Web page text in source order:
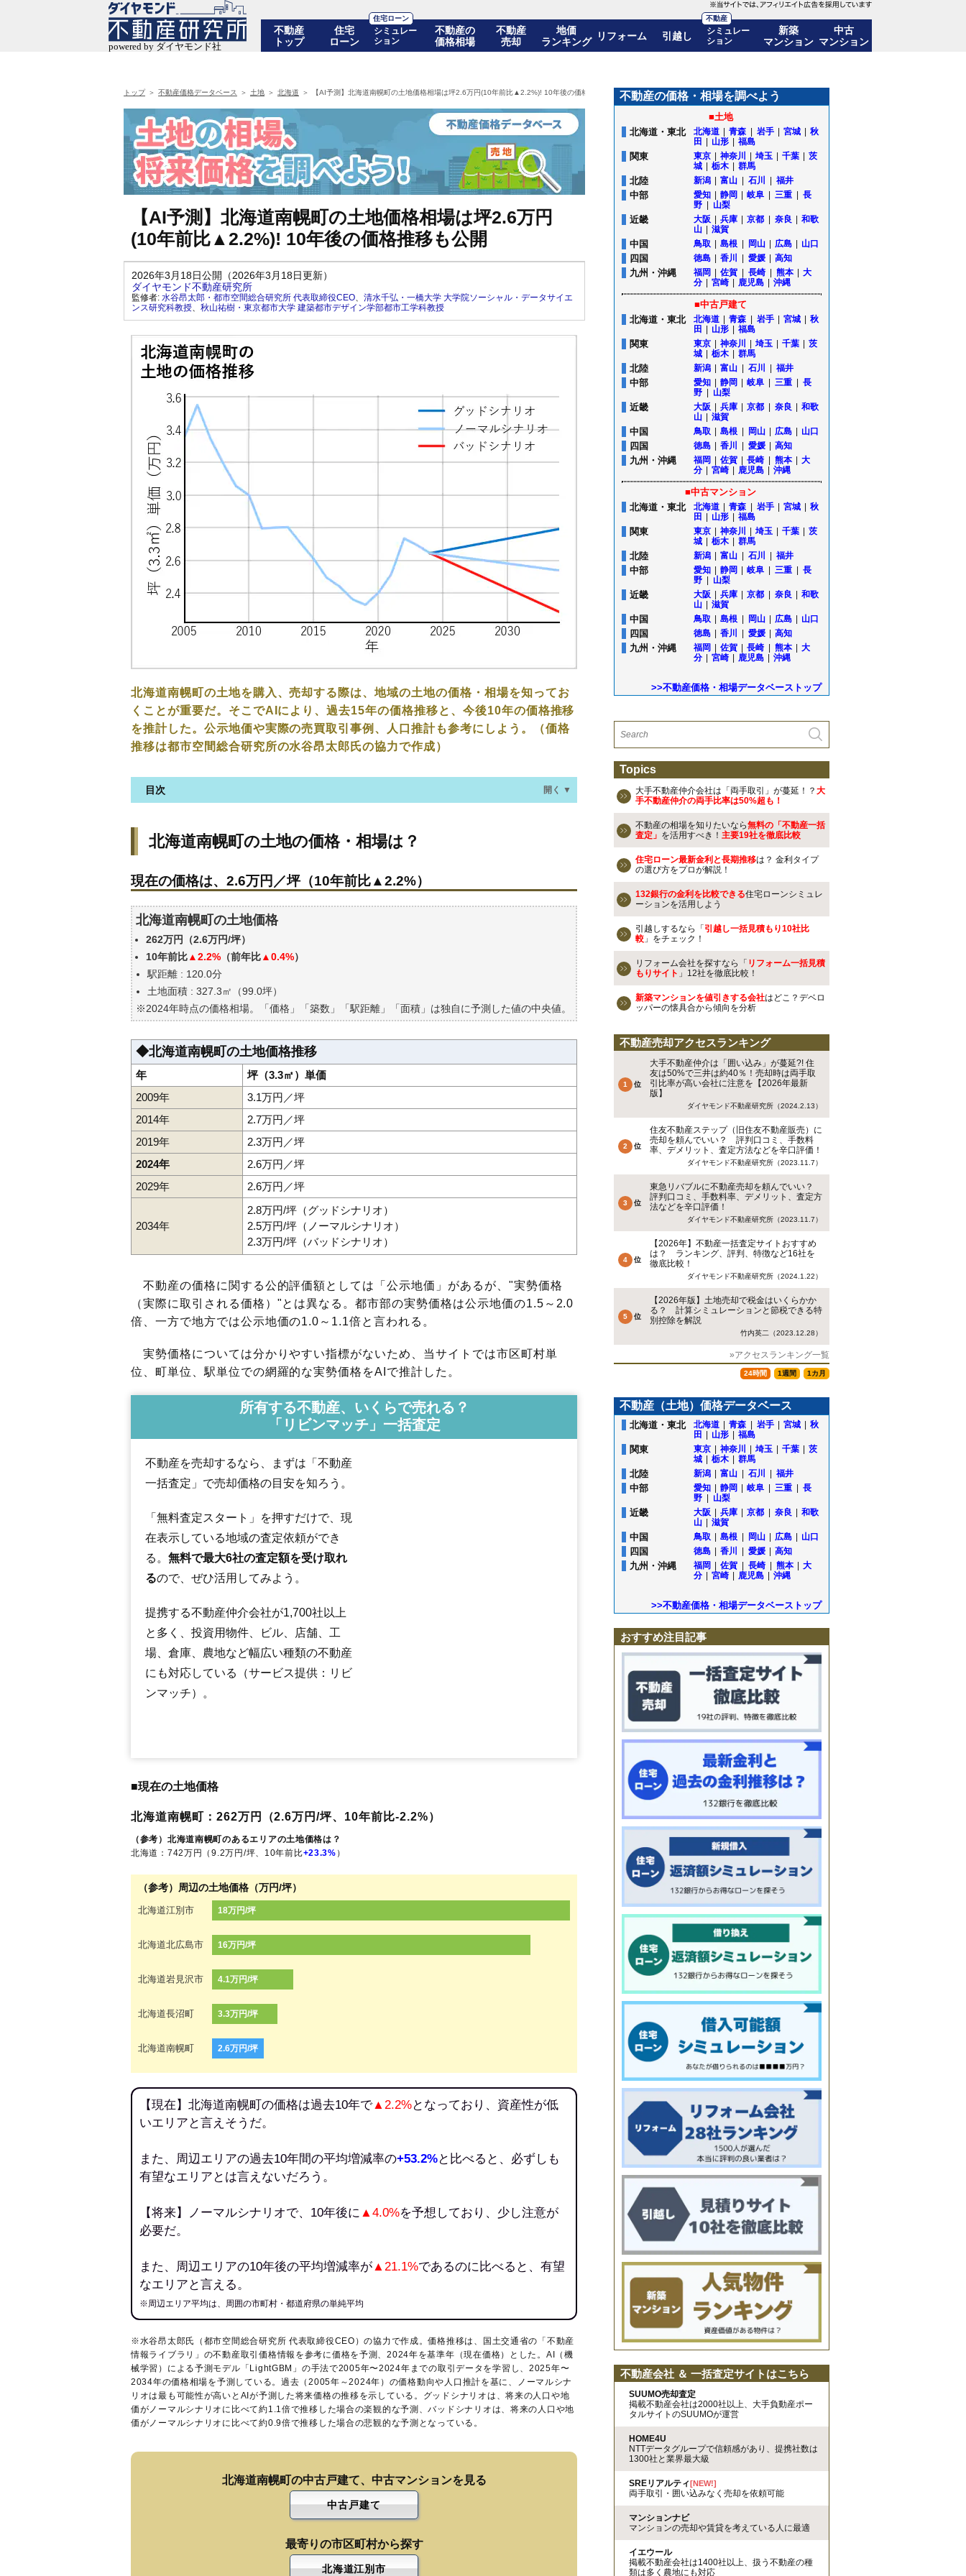
不動産
トップ
住宅
ローン
住宅ローン
シミュレー
ション
不動産の
価格相場
不動産
売却
地価
ランキング
リフォーム 引越し
不動産
シミュレー
ション
新築
マンション
中古
マンション
トップ 不動産価格データベース 土地 北海道 【AI予測】北海道南幌町の土地価格相場は坪2.6万円(10年前比▲2.2%)! 10年後の価格推移も公開
【AI予測】北海道南幌町の土地価格相場は坪2.6万円
(10年前比▲2.2%)! 10年後の価格推移も公開
2026年3月18日公開（2026年3月18日更新）
ダイヤモンド不動産研究所
監修者: 水谷昂太郎・都市空間総合研究所 代表取締役CEO、 清水千弘・一橋大学 大学院ソーシャル・データサイエ
ンス研究科教授、 秋山祐樹・東京都市大学 建築都市デザイン学部都市工学科教授
北海道南幌町の土地を購入、売却する際は、地域の土地の価格・相場を知ってお
くことが重要だ。そこでAIにより、過去15年の価格推移と、今後10年の価格推移
を推計した。公示地価や実際の売買取引事例、人口推計も参考にしよう。（価格
推移は都市空間総合研究所の水谷昂太郎氏の協力で作成）
目次 開く ▼
現在の価格は、2.6万円／坪（10年前比▲2.2%）
駅からの徒歩距離で価格はどうなる？
北海道南幌町の土地の過去の売買事例
公示地価はいくら
エリアの将来性を人口予想から検討しよう
自分の年収でいくらの不動産が買える？
北海道南幌町の土地の価格・相場は？
現在の価格は、2.6万円／坪（10年前比▲2.2%）
北海道南幌町の土地価格
262万円（2.6万円/坪）
10年前比▲2.2% （前年比▲0.4%）
駅距離 : 120.0分
土地面積 : 327.3㎡（99.0坪）
※2024年時点の価格相場。「価格」「築数」「駅距離」「面積」は独自に予測した値の中央値。
◆北海道南幌町の土地価格推移
年
坪（3.3㎡）単価
2009年
3.1万円／坪
2014年
2.7万円／坪
2019年
2.3万円／坪
2024年
2.6万円／坪
2029年
2.6万円／坪
2034年
2.8万円/坪（グッドシナリオ）
2.5万円/坪（ノーマルシナリオ）
2.3万円/坪（バッドシナリオ）
不動産の価格に関する公的評価額としては「公示地価」があるが、"実勢価格
（実際に取引される価格）"とは異なる。都市部の実勢価格は公示地価の1.5～2.0
倍、一方で地方では公示地価の1.0～1.1倍と言われる。
実勢価格については分かりやすい指標がないため、当サイトでは市区町村単
位、町単位、駅単位での網羅的な実勢価格をAIで推計した。
所有する不動産、いくらで売れる？
「リビンマッチ」一括査定
不動産を売却するなら、まずは「不動産
一括査定」で売却価格の目安を知ろう。
「無料査定スタート」を押すだけで、現
在表示している地域の査定依頼ができ
る。 無料で最大6社の査定額を受け取れ
るので、ぜひ活用してみよう。
提携する不動産仲介会社が1,700社以上
と多く、投資用物件、ビル、店舗、工
場、倉庫、農地など幅広い種類の不動産
にも対応している（サービス提供：リビ
ンマッチ）。
■現在の土地価格
北海道南幌町：262万円（2.6万円/坪、10年前比-2.2%）
（参考）北海道南幌町のあるエリアの土地価格は？
北海道：742万円（9.2万円/坪、10年前比+23.3% ）
（参考）周辺の土地価格（万円/坪）
北海道江別市 18万円/坪
北海道北広島市 16万円/坪
北海道岩見沢市 4.1万円/坪
北海道長沼町 3.3万円/坪
北海道南幌町 2.6万円/坪
【現在】北海道南幌町の価格は過去10年で▲2.2%となっており、資産性が低
いエリアと言えそうだ。
また、周辺エリアの過去10年間の平均増減率の+53.2%と比べると、必ずしも
有望なエリアとは言えないだろう。
【将来】ノーマルシナリオで、10年後に ▲4.0%を予想しており、少し注意が
必要だ。
また、周辺エリアの10年後の平均増減率が▲21.1%であるのに比べると、有望
なエリアと言える。
※周辺エリア平均は、周囲の市町村・都道府県の単純平均
※水谷昂太郎氏（都市空間総合研究所 代表取締役CEO）の協力で作成。価格推移は、国土交通省の「 不動産
情報ライブラリ 」の不動産取引価格情報を参考に価格を予測、2024年を基準年（現在価格）とした。AI（機
械学習）による予測モデル「LightGBM」の手法で2005年〜2024年までの取引データを学習し、2025年〜
2034年の価格相場を予測している。過去（2005年～2024年）の価格動向や人口推計を基に、ノーマルシナ
リオは最も可能性が高いとAIが予測した将来価格の推移を示している。グッドシナリオは、将来の人口や地
価がノーマルシナリオに比べて約1.1倍で推移した場合の楽観的な予測、バッドシナリオは、将来の人口や地
価がノーマルシナリオに比べて約0.9倍で推移した場合の悲観的な予測となっている。
北海道南幌町の中古戸建て、中古マンションを見る
中古戸建て
最寄りの市区町村から探す
北海道江別市
稲穂北町
不動産の価格・相場を調べよう
■土地
北海道・東北
北海道 青森 岩手 宮城
秋
田
山形 福島
関東 東京 神奈川 埼玉 千葉
茨
城
栃木 群馬
北陸 新潟 富山 石川 福井
中部 愛知 静岡 岐阜 三重
長
野
山梨
近畿 大阪 兵庫 京都 奈良
和歌
山
滋賀
中国 鳥取 島根 岡山 広島 山口
四国 徳島 香川 愛媛 高知
九州・沖縄 福岡 佐賀 長崎 熊本
大
分
宮崎 鹿児島 沖縄
■中古戸建て
北海道・東北
北海道 青森 岩手 宮城
秋
田
山形 福島
関東 東京 神奈川 埼玉 千葉
茨
城
栃木 群馬
北陸 新潟 富山 石川 福井
中部 愛知 静岡 岐阜 三重
長
野
山梨
近畿 大阪 兵庫 京都 奈良
和歌
山
滋賀
中国 鳥取 島根 岡山 広島 山口
四国 徳島 香川 愛媛 高知
九州・沖縄 福岡 佐賀 長崎 熊本
大
分
宮崎 鹿児島 沖縄
■中古マンション
北海道・東北
北海道 青森 岩手 宮城
秋
田
山形 福島
関東 東京 神奈川 埼玉 千葉
茨
城
栃木 群馬
北陸 新潟 富山 石川 福井
中部 愛知 静岡 岐阜 三重
長
野
山梨
近畿 大阪 兵庫 京都 奈良
和歌
山
滋賀
中国 鳥取 島根 岡山 広島 山口
四国 徳島 香川 愛媛 高知
九州・沖縄 福岡 佐賀 長崎 熊本
大
分
宮崎 鹿児島 沖縄
>>不動産価格・相場データベーストップ
Topics
大手不動産仲介会社は「両手取引」が蔓延！？ 大
手不動産仲介の両手比率は50%超も！
不動産の相場を知りたいなら無料の「不動産一括
査定」 を活用すべき！ 主要19社を徹底比較
住宅ローン最新金利と長期推移は？ 金利タイプ
の選び方をプロが解説！
132銀行の金利を比較できる住宅ローンシミュレ
ーションを活用しよう
引越しするなら「 引越し一括見積もり10社比
較 」をチェック！
リフォーム会社を探すなら「 リフォーム一括見積
もりサイト 」12社を徹底比較！
新築マンションを値引きする会社はどこ？デベロ
ッパーの懐具合から傾向を分析
不動産売却アクセスランキング
大手不動産仲介は「囲い込み」が蔓延?! 住
友は50%で三井は約40％！売却時は両手取
引比率が高い会社に注意を【2026年最新
版】
ダイヤモンド不動産研究所（2024.2.13）
住友不動産ステップ（旧住友不動産販売）に
売却を頼んでいい？ 評判口コミ、手数料
率、デメリット、査定方法などを辛口評価！
ダイヤモンド不動産研究所（2023.11.7）
東急リバブルに不動産売却を頼んでいい？
評判口コミ、手数料率、デメリット、査定方
法などを辛口評価！
ダイヤモンド不動産研究所（2023.11.7）
【2026年】不動産一括査定サイトおすすめ
は？ ランキング、評判、特徴など16社を
徹底比較！
ダイヤモンド不動産研究所（2024.1.22）
【2026年版】土地売却で税金はいくらかか
る？ 計算シミュレーションと節税できる特
別控除を解説
竹内英二（2023.12.28）
»アクセスランキング一覧
24時間 1週間 1カ月
不動産（土地）価格データベース
北海道・東北 北海道 青森 岩手 宮城
秋
田
山形 福島
関東 東京 神奈川 埼玉 千葉
茨
城
栃木 群馬
北陸 新潟 富山 石川 福井
中部 愛知 静岡 岐阜 三重
長
野
山梨
近畿 大阪 兵庫 京都 奈良
和歌
山
滋賀
中国 鳥取 島根 岡山 広島 山口
四国 徳島 香川 愛媛 高知
九州・沖縄 福岡 佐賀 長崎 熊本
大
分
宮崎 鹿児島 沖縄
>>不動産価格・相場データベーストップ
おすすめ注目記事
不動産会社 ＆ 一括査定サイトはこちら
SUUMO売却査定
掲載不動産会社は2000社以上、大手負動産ポー
タルサイトのSUUMOが運営
HOME4U
NTTデータグループで信頼感があり、提携社数は
1300社と業界最大級
SREリアルティ[NEW!]
両手取引・囲い込みなく売却を依頼可能
マンションナビ
マンションの売却や賃貸を考えている人に最適
イエウール
掲載不動産会社は1400社以上、扱う不動産の種
類は多く農地にも対応